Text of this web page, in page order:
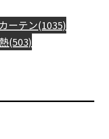
ーテン(1035)
(503)